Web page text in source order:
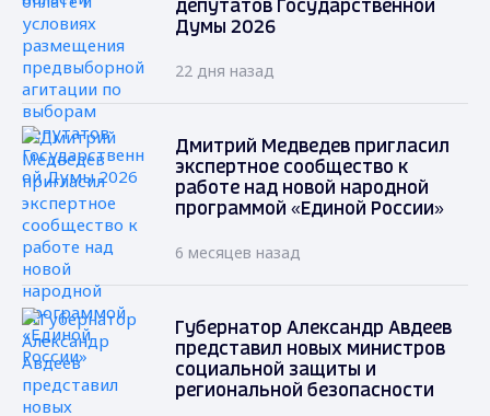
депутатов Государственной
Думы 2026
22 дня назад
Дмитрий Медведев пригласил
экспертное сообщество к
работе над новой народной
программой «Единой России»
6 месяцев назад
Губернатор Александр Авдеев
представил новых министров
социальной защиты и
региональной безопасности